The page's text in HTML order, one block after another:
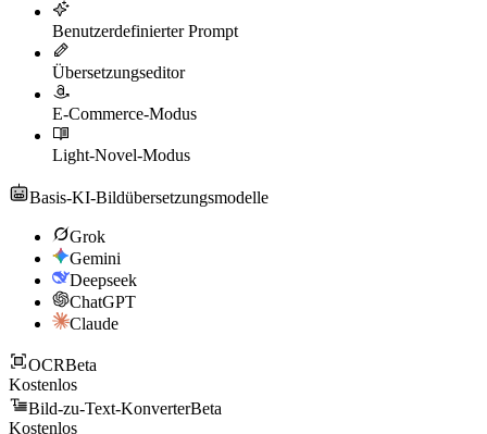
Benutzerdefinierter Prompt
Übersetzungseditor
E-Commerce-Modus
Light-Novel-Modus
Basis-KI-Bildübersetzungsmodelle
Grok
Gemini
Deepseek
ChatGPT
Claude
OCRBeta
Kostenlos
Bild-zu-Text-KonverterBeta
Kostenlos